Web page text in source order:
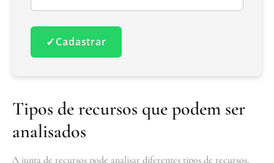
✓Cadastrar
Tipos de recursos que podem ser
analisados
A junta de recursos pode analisar diferentes tipos de recursos,